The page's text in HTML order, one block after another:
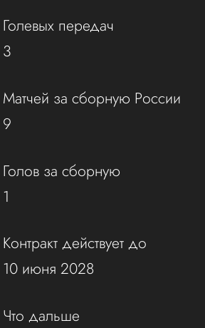
Голевых передач
3
Матчей за сборную России
9
Голов за сборную
1
Контракт действует до
10 июня 2028
Что дальше